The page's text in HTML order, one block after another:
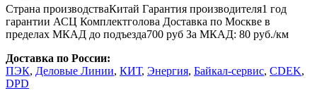
Страна производстваКитай Гарантия производителя1 год
гарантии АСЦ Комплектголова Доставка по Москве в
пределах МКАД до подъезда700 руб За МКАД: 80 руб./км
Доставка по России:
ПЭК, Деловые Линии, КИТ, Энергия, Байкал-сервис, CDEK,
DPD